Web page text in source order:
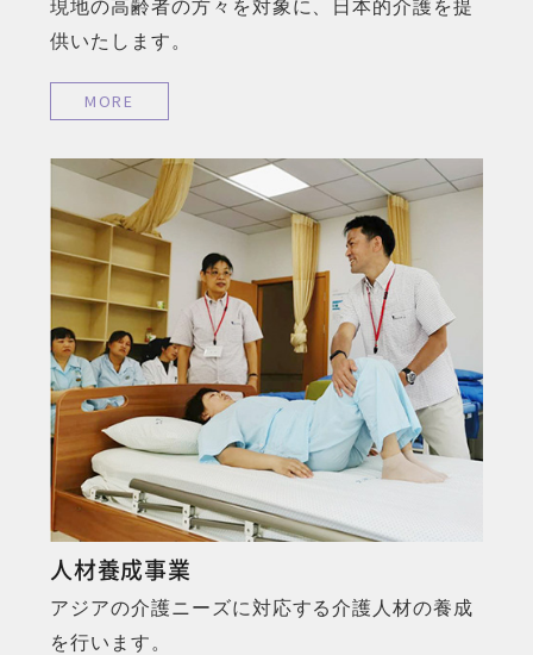
現地の高齢者の方々を対象に、日本的介護を提
供いたします。
MORE
MORE
人材養成事業
アジアの介護ニーズに対応する介護人材の養成
を行います。